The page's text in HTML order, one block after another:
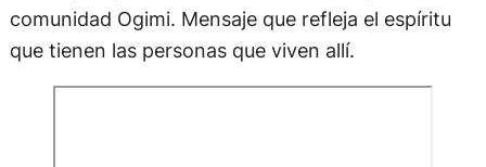
comunidad Ogimi. Mensaje que refleja el espíritu
que tienen las personas que viven allí.